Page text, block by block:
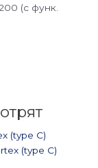
(с функ.
(type C)